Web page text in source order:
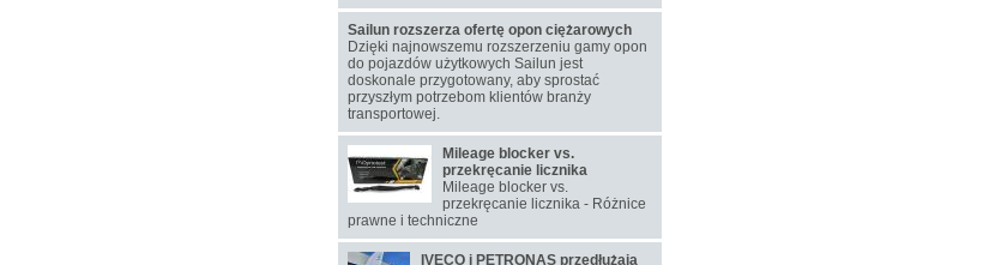
Sailun rozszerza ofertę opon ciężarowych
Dzięki najnowszemu rozszerzeniu gamy opon
do pojazdów użytkowych Sailun jest
doskonale przygotowany, aby sprostać
przyszłym potrzebom klientów branży
transportowej.
Mileage blocker vs.
przekręcanie licznika
Mileage blocker vs.
przekręcanie licznika - Różnice
prawne i techniczne
IVECO i PETRONAS przedłużają